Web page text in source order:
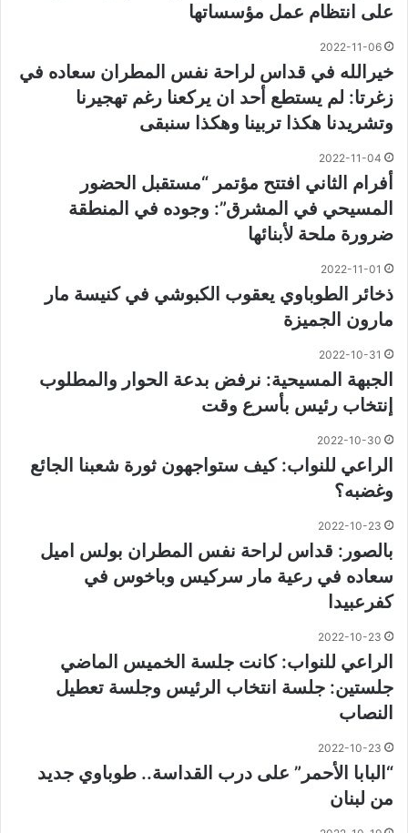
على انتظام عمل مؤسساتها
2022-11-06
خيرالله في قداس لراحة نفس المطران سعاده في
زغرتا: لم يستطع أحد ان يركعنا رغم تهجيرنا
وتشريدنا هكذا تربينا وهكذا سنبقى
2022-11-04
أفرام الثاني افتتح مؤتمر “مستقبل الحضور
المسيحي في المشرق”: وجوده في المنطقة
ضرورة ملحة لأبنائها
2022-11-01
ذخائر الطوباوي يعقوب الكبوشي في كنيسة مار
مارون الجميزة
2022-10-31
الجبهة المسيحية: نرفض بدعة الحوار والمطلوب
إنتخاب رئيس بأسرع وقت
2022-10-30
الراعي للنواب: كيف ستواجهون ثورة شعبنا الجائع
وغضبه؟
2022-10-23
بالصور: قداس لراحة نفس المطران بولس اميل
سعاده في رعية مار سركيس وباخوس في
كفرعبيدا
2022-10-23
الراعي للنواب: كانت جلسة الخميس الماضي
جلستين: جلسة انتخاب الرئيس وجلسة تعطيل
النصاب
2022-10-23
“البابا الأحمر” على درب القداسة.. طوباوي جديد
من لبنان